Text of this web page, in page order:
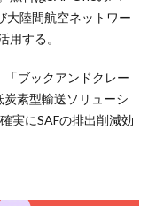
大陸間航空ネットワー
用する。
「ブックアンドクレー
炭素型輸送ソリューシ
実にSAFの排出削減効